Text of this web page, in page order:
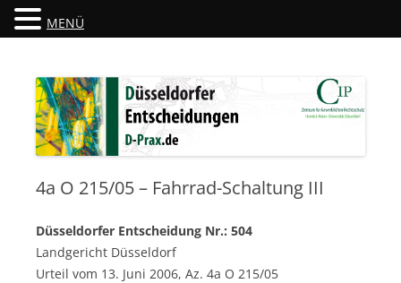
Düsseldorfer Entscheidungen
4a O 215/05 – Fahrrad-Schaltung III
Düsseldorfer Entscheidung Nr.: 504
Landgericht Düsseldorf
Urteil vom 13. Juni 2006, Az. 4a O 215/05
MENÜ